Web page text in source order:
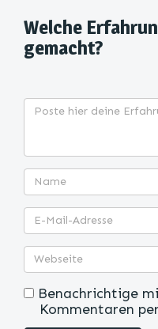
Welche
gemacht?
Benachrichtige
Kommentaren